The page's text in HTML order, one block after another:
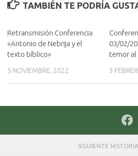
TAMBIÉN TE PODRÍA
Retransmisión Conferencia
«Antonio de Nebrija y el
texto bíblico»
5 NOVIEMBRE, 2022
03/02/
temor al
3
SIGUIENTE HISTORIA